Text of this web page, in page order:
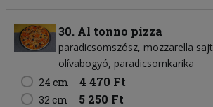
30. Al tonno pizza
paradicsomszósz mozzarella sajt
olívabogyó paradicsomkarika
24 cm
4 470 Ft
32 cm 5 250 Ft